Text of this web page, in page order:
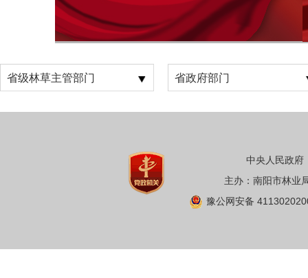
中央人民政府
主办：南阳市林
豫公网安备